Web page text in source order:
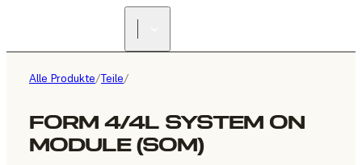
Alle Produkte/Teile/
FORM 4/4L SYSTEM ON
MODULE (SOM)